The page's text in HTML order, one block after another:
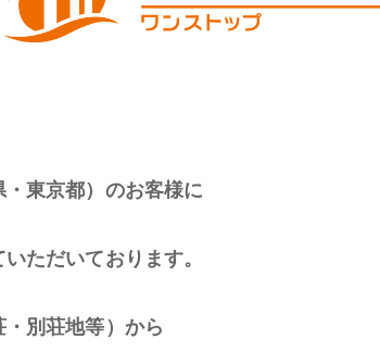
東京都）のお客様に
ただいております。
別荘地等）から